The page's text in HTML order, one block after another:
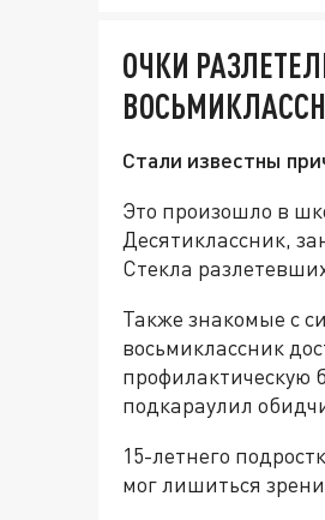
ОЧКИ
Стали известны
Это произошло в
Десятиклассник,
Стекла
Также знакомые с
восьмиклассник
профилактическую
подкараулил
15-летнего
мог лишиться